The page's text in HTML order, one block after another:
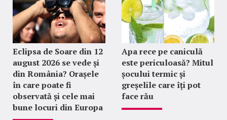
Eclipsa de Soare din 12
august 2026 se vede și
din România? Orașele
în care poate fi
observată și cele mai
bune locuri din Europa
Apa rece pe caniculă
este periculoasă? Mitul
șocului termic și
greșelile care îți pot
face rău